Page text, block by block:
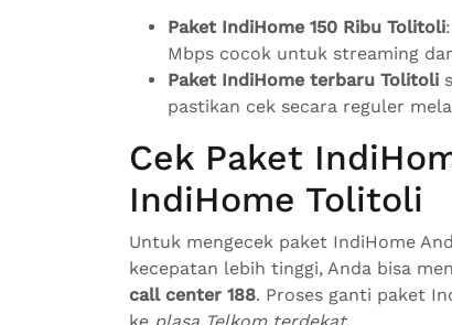
Paket IndiHome 150 Ribu Tolitoli
Mbps cocok untuk streaming
Paket IndiHome terbaru Tolitoli
pastikan cek secara reguler
Cek Paket
IndiHome Tolitoli
Untuk mengecek paket IndiHome
kecepatan lebih tinggi, Anda bisa
call center 188. Proses ganti paket